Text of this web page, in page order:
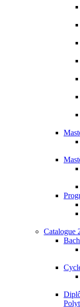
Catalogue